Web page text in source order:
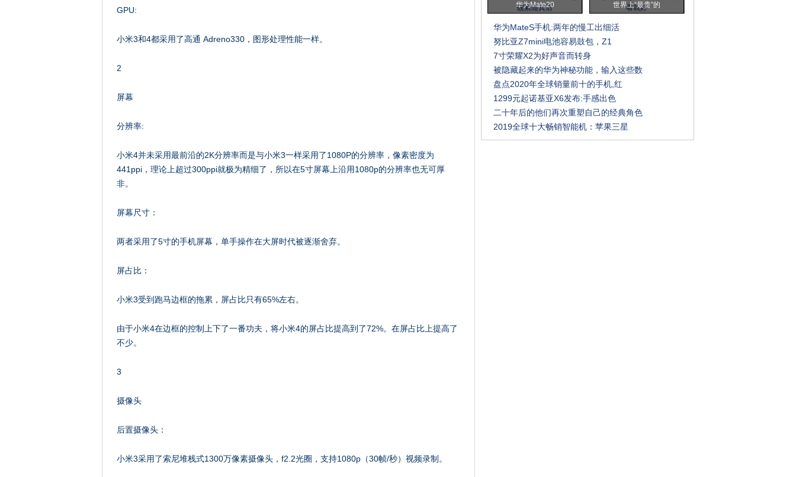
GPU:
小米3和4都采用了高通 Adreno330，图形处理性能一样。
2
屏幕
分辨率:
小米4并未采用最前沿的2K分辨率而是与小米3一样采用了1080P的分辨率，像素密度为
441ppi，理论上超过300ppi就极为精细了，所以在5寸屏幕上沿用1080p的分辨率也无可厚
非。
屏幕尺寸：
两者采用了5寸的手机屏幕，单手操作在大屏时代被逐渐舍弃。
屏占比：
小米3受到跑马边框的拖累，屏占比只有65%左右。
由于小米4在边框的控制上下了一番功夫，将小米4的屏占比提高到了72%。在屏占比上提高了
不少。
3
摄像头
后置摄像头：
小米3采用了索尼堆栈式1300万像素摄像头，f2.2光圈，支持1080p（30帧/秒）视频录制。
华为Mate20 世界上“最贵”的
华为MateS手机:两年的慢工出细活
努比亚Z7mini电池容易鼓包，Z1
7寸荣耀X2为好声音而转身
被隐藏起来的华为神秘功能，输入这些数
盘点2020年全球销量前十的手机,红
1299元起诺基亚X6发布:手感出色
二十年后的他们再次重塑自己的经典角色
2019全球十大畅销智能机：苹果三星